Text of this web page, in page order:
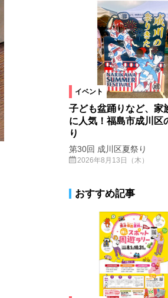
イベント
子ども盆踊りなど、家
に人気！福島市成川区
り
第30回 成川区夏祭り
2026年8月13日（木）
おすすめ記事